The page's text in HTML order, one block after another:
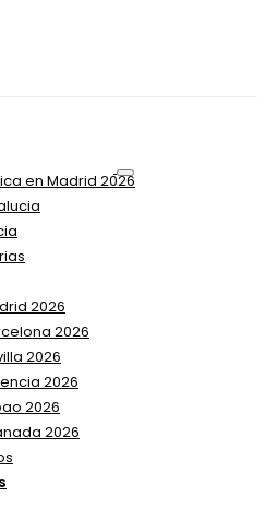
en Madrid 2026
2026
2026
2026
2026
2026
2026